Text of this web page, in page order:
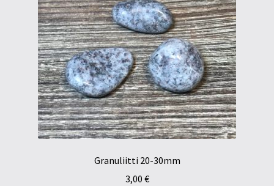
Granuliitti 20-30mm
3,00 €